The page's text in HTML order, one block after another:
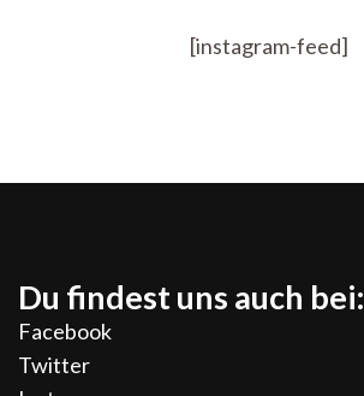
[instagram-feed]
Du findest uns auch bei:
Facebook
Twitter